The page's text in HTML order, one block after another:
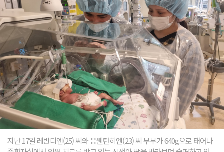
지난 17일 레반디엔(25) 씨와 응웬탄히엔(23) 씨 부부가 640g으로 태어나